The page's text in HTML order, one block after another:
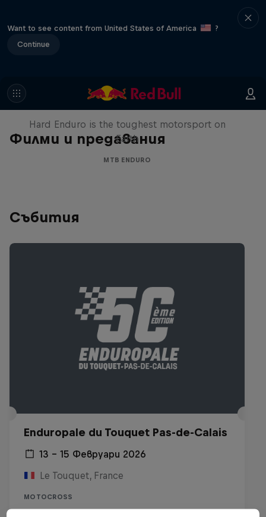
Want to see content from United States of America
?
Continue
Филми и предавания
Hard Enduro 2025: The Hardest
Season Yet?
Hard Enduro is the toughest motorsport on
Earth
MTB ENDURO
Събития
Enduropale du Touquet Pas-de-Calais
13 – 15 Февруари 2026
Le Touquet, France
MOTOCROSS